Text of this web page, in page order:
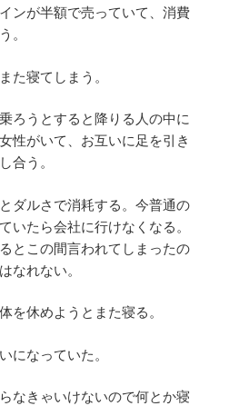
ンが半額で売っていて、消費
。
た寝てしまう。
ろうとすると降りる人の中に
性がいて、お互いに足を引き
合う。
ダルさで消耗する。今普通の
いたら会社に行けなくなる。
とこの間言われてしまったの
なれない。
を休めようとまた寝る。
になっていた。
なきゃいけないので何とか寝